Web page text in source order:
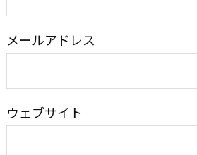
メールアドレス
ウェブサイト